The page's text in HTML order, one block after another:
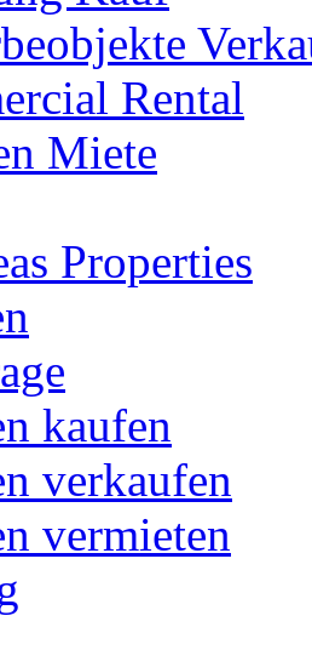
Rental
Miete
Properties
kaufen
verkaufen
vermieten